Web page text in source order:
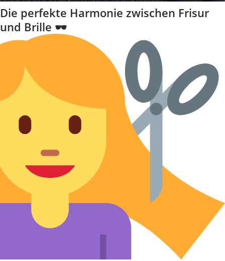
Die perfekte Harmonie zwischen Frisur
und Brille 🕶